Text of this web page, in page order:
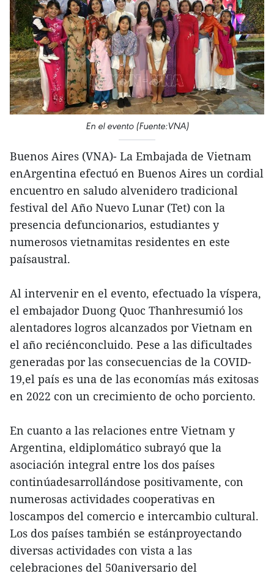
En el evento (Fuente:VNA)
Buenos Aires (VNA)- La Embajada de Vietnam
enArgentina efectuó en Buenos Aires un cordial
encuentro en saludo alvenidero tradicional
festival del Año Nuevo Lunar (Tet) con la
presencia defuncionarios, estudiantes y
numerosos vietnamitas residentes en este
paísaustral.
Al intervenir en el evento, efectuado la víspera,
el embajador Duong Quoc Thanhresumió los
alentadores logros alcanzados por Vietnam en
el año reciénconcluido. Pese a las dificultades
generadas por las consecuencias de la COVID-
19,el país es una de las economías más exitosas
en 2022 con un crecimiento de ocho porciento.
En cuanto a las relaciones entre Vietnam y
Argentina, eldiplomático subrayó que la
asociación integral entre los dos países
continúadesarrollándose positivamente, con
numerosas actividades cooperativas en
loscampos del comercio e intercambio cultural.
Los dos países también se estánproyectando
diversas actividades con vista a las
celebraciones del 50aniversario del